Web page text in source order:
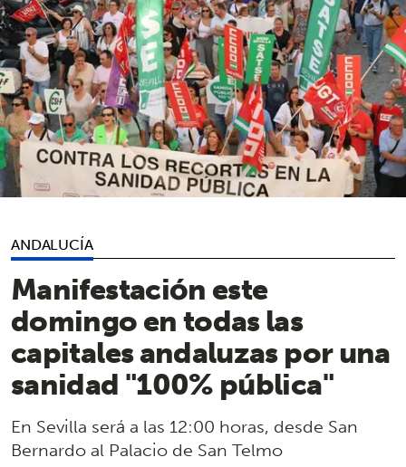
ANDALUCÍA
Manifestación este
domingo en todas las
capitales andaluzas por una
sanidad "100% pública"
En Sevilla será a las 12:00 horas, desde San
Bernardo al Palacio de San Telmo